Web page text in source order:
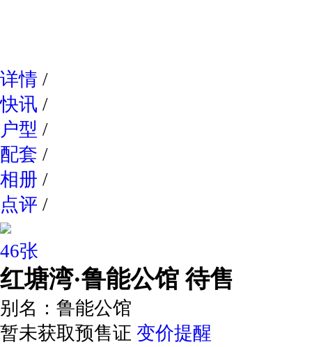
详情 /
快讯 /
户型 /
配套 /
相册 /
点评 /
46张
红塘湾·鲁能公馆待售
别名： 鲁能公馆
暂未获取预售证 变价提醒